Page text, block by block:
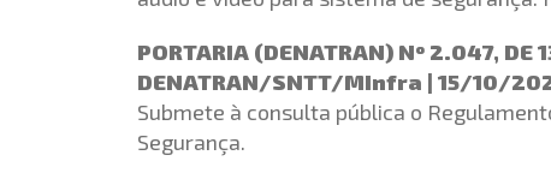
PORTARIA (DENATRAN) Nº 2.047, DE
DENATRAN/SNTT/MInfra | 15/10/
Submete à consulta pública o
Segurança.